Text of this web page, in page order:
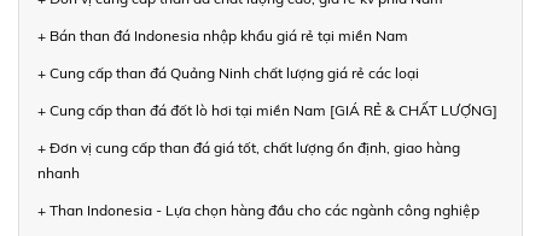
+ Bán than đá Indonesia nhập khẩu giá rẻ tại miền Nam
+ Cung cấp than đá Quảng Ninh chất lượng giá rẻ các loại
+ Cung cấp than đá đốt lò hơi tại miền Nam [GIÁ RẺ & CHẤT LƯỢNG]
+ Đơn vị cung cấp than đá giá tốt, chất lượng ổn định, giao hàng
nhanh
+ Than Indonesia - Lựa chọn hàng đầu cho các ngành công nghiệp